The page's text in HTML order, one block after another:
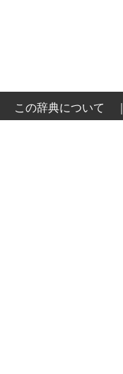
この辞典について